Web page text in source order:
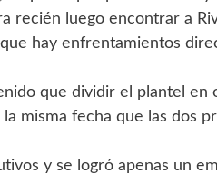
recién luego encontrar a
hay enfrentamientos
que dividir el plantel en
misma fecha que las dos
y se logró apenas un